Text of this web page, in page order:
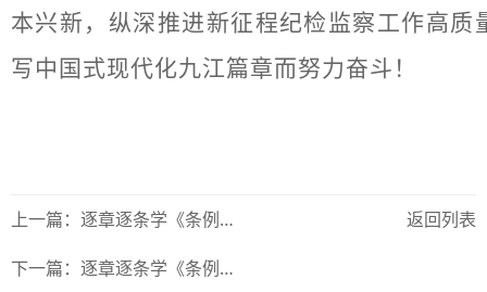
本兴新，纵深推进新征程纪检监察工作高
写中国式现代化九江篇章而努力奋斗！
上一篇：逐章逐条学《条例》⑤ | 纪律处分运用规则
下一篇：逐章逐条学《条例》④ | 纪律处分运用规则
返回列表